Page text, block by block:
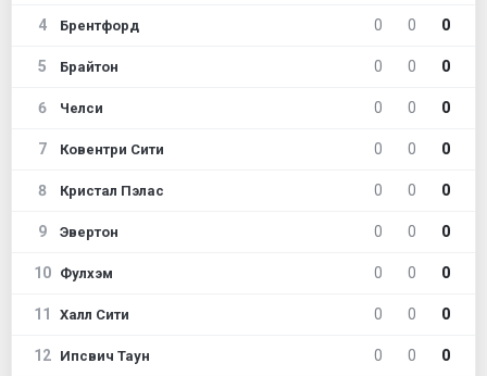
4 Брентфорд 0 0 0
5 Брайтон 0 0 0
6 Челси 0 0 0
7 Ковентри Сити 0 0 0
8 Кристал Пэлас 0 0 0
9 Эвертон 0 0 0
10 Фулхэм 0 0 0
11 Халл Сити 0 0 0
12 Ипсвич Таун 0 0 0